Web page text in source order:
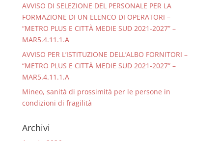
AVVISO DI SELEZIONE DEL PERSONALE PER LA
FORMAZIONE DI UN ELENCO DI OPERATORI –
“METRO PLUS E CITTÀ MEDIE SUD 2021-2027” –
MAR5.4.11.1.A
AVVISO PER L’ISTITUZIONE DELL’ALBO FORNITORI –
“METRO PLUS E CITTÀ MEDIE SUD 2021-2027” –
MAR5.4.11.1.A
Mineo, sanità di prossimità per le persone in
condizioni di fragilità
Archivi